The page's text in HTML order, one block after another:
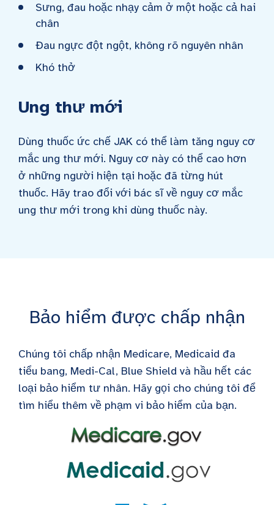
Sưng, đau hoặc nhạy cảm ở một hoặc cả hai
chân
Đau ngực đột ngột, không rõ nguyên nhân
Khó thở
Ung thư mới
Dùng thuốc ức chế JAK có thể làm tăng nguy cơ
mắc ung thư mới. Nguy cơ này có thể cao hơn
ở những người hiện tại hoặc đã từng hút
thuốc. Hãy trao đổi với bác sĩ về nguy cơ mắc
ung thư mới trong khi dùng thuốc này.
Bảo hiểm được chấp nhận
Chúng tôi chấp nhận Medicare, Medicaid đa
tiểu bang, Medi-Cal, Blue Shield và hầu hết các
loại bảo hiểm tư nhân. Hãy gọi cho chúng tôi để
tìm hiểu thêm về phạm vi bảo hiểm của bạn.